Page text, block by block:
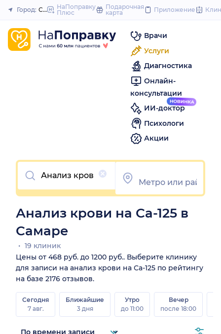
to
Закрыть
Город: СамараНаПоправку
Плюс
Подарочная
карта
Приложение
Врачи
Услуги
Диагностика
Онлайн-
консультации
ИИ-доктор
Психологи
Акции
Очистить
Анализ крови на Са-125 в
Самаре
19 клиник
Цены от 468 руб. до 1200 руб.. Выберите клинику
для записи на анализ крови на Са-125 по рейтингу
на базе 2176 отзывов.
Сегодня
7 авг.
Ближайшие
3 дня
Утро
до 11:00
Вечер
после 18:00